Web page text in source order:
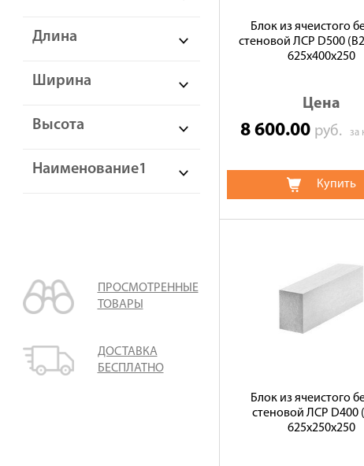
Длина
Ширина
Высота
Наименование1
ПРОСМОТРЕННЫЕ
ТОВАРЫ
ДОСТАВКА
БЕСПЛАТНО
Блок из ячеистого
стеновой ЛСР D500
625х400х250
Цена
8 600.00 руб. за
Купить
Блок из ячеистого
стеновой ЛСР D400
625х250х250